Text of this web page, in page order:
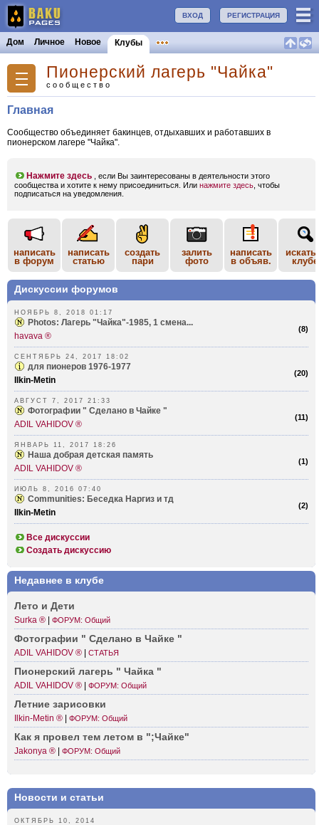
РЕГИСТРАЦИЯ
ВХОД
Дом Личное Новое Клубы
Пионерский лагерь "Чайка"
сообщество
Главная
Сообщество объединяет бакинцев, отдыхавших и работавших в
пионерском лагере "Чайка".
Нажмите здесь , если Вы заинтересованы в деятельности этого
сообщества и хотите к нему присоединиться. Или нажмите здесь , чтобы
подписаться на уведомления.
написать
в форум
написать
статью
создать
пари
залить
фото
написать
в объяв.
искать
клубе
Дискуссии форумов
НОЯБРЬ 8, 2018 01:17
(8)
Photos: Лагерь "Чайка"-1985, 1 смена...
havava ®
СЕНТЯБРЬ 24, 2017 18:02
(20)
для пионеров 1976-1977
Ilkin-Metin
АВГУСТ 7, 2017 21:33
(11)
Фотографии " Сделано в Чайке "
ADIL VAHIDOV ®
ЯНВАРЬ 11, 2017 18:26
(1)
Наша добрая детская память
ADIL VAHIDOV ®
ИЮЛЬ 8, 2016 07:40
(2)
Communities: Беседка Наргиз и тд
Ilkin-Metin
Все дискуссии
Создать дискуссию
Недавнее в клубе
Лето и Дети
Surka ® ФОРУМ: Общий
Фотог­рафии " Сделано в Чайке "
ADIL VAHIDOV ® СТАТЬЯ
Пионе­рский лагерь " Чайка "
ADIL VAHIDOV ® ФОРУМ: Общий
Летние зарисовки
Ilkin-Metin ® ФОРУМ: Общий
Как я провел тем летом в "­;Чайке"
Jakonya ® ФОРУМ: Общий
Новости и статьи
ОКТЯБРЬ 10, 2014